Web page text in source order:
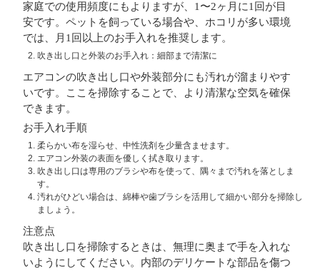
家庭での使用頻度にもよりますが、1〜2ヶ月に1回が目
安です。ペットを飼っている場合や、ホコリが多い環境
では、月1回以上のお手入れを推奨します。
吹き出し口と外装のお手入れ：細部まで清潔に
エアコンの吹き出し口や外装部分にも汚れが溜まりやす
いです。ここを掃除することで、より清潔な空気を確保
できます。
お手入れ手順
柔らかい布を湿らせ、中性洗剤を少量含ませます。
エアコン外装の表面を優しく拭き取ります。
吹き出し口は専用のブラシや布を使って、隅々まで汚れを落としま
す。
汚れがひどい場合は、綿棒や歯ブラシを活用して細かい部分を掃除し
ましょう。
注意点
吹き出し口を掃除するときは、無理に奥まで手を入れな
いようにしてください。内部のデリケートな部品を傷つ